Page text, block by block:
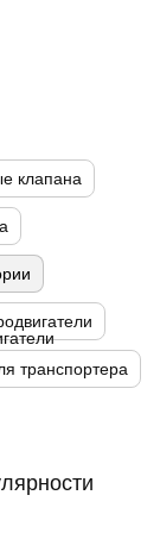
клапана
транспортера